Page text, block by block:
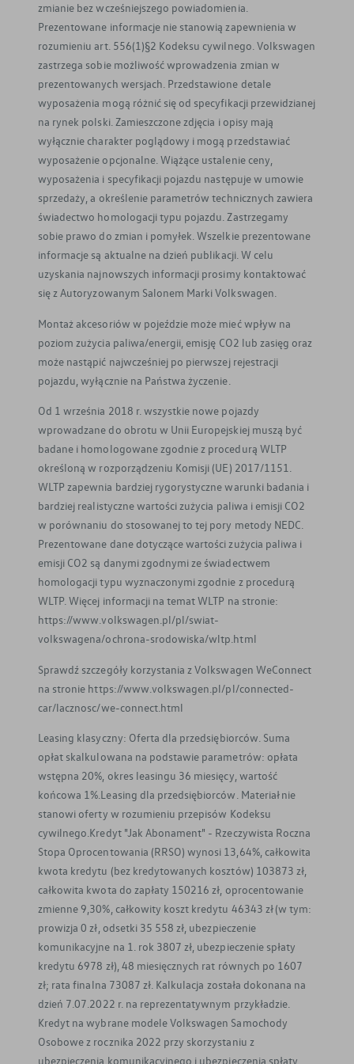
zmianie bez wcześniejszego powiadomienia.
Prezentowane informacje nie stanowią zapewnienia w
rozumieniu art. 556(1)§2 Kodeksu cywilnego. Volkswagen
zastrzega sobie możliwość wprowadzenia zmian w
prezentowanych wersjach. Przedstawione detale
wyposażenia mogą różnić się od specyfikacji przewidzianej
na rynek polski. Zamieszczone zdjęcia i opisy mają
wyłącznie charakter poglądowy i mogą przedstawiać
wyposażenie opcjonalne. Wiążące ustalenie ceny,
wyposażenia i specyfikacji pojazdu następuje w umowie
sprzedaży, a określenie parametrów technicznych zawiera
świadectwo homologacji typu pojazdu. Zastrzegamy
sobie prawo do zmian i pomyłek. Wszelkie prezentowane
informacje są aktualne na dzień publikacji. W celu
uzyskania najnowszych informacji prosimy kontaktować
się z Autoryzowanym Salonem Marki Volkswagen.
Montaż akcesoriów w pojeździe może mieć wpływ na
poziom zużycia paliwa/energii, emisję CO2 lub zasięg oraz
może nastąpić najwcześniej po pierwszej rejestracji
pojazdu, wyłącznie na Państwa życzenie.
Od 1 września 2018 r. wszystkie nowe pojazdy
wprowadzane do obrotu w Unii Europejskiej muszą być
badane i homologowane zgodnie z procedurą WLTP
określoną w rozporządzeniu Komisji (UE) 2017/1151.
WLTP zapewnia bardziej rygorystyczne warunki badania i
bardziej realistyczne wartości zużycia paliwa i emisji CO2
w porównaniu do stosowanej to tej pory metody NEDC.
Prezentowane dane dotyczące wartości zużycia paliwa i
emisji CO2 są danymi zgodnymi ze świadectwem
homologacji typu wyznaczonymi zgodnie z procedurą
WLTP. Więcej informacji na temat WLTP na stronie:
https://www.volkswagen.pl/pl/swiat-
volkswagena/ochrona-srodowiska/wltp.html
Sprawdź szczegóły korzystania z Volkswagen WeConnect
na stronie https://www.volkswagen.pl/pl/connected-
car/lacznosc/we-connect.html
Leasing klasyczny: Oferta dla przedsiębiorców. Suma
opłat skalkulowana na podstawie parametrów: opłata
wstępna 20%, okres leasingu 36 miesięcy, wartość
końcowa 1%.Leasing dla przedsiębiorców. Materiał nie
stanowi oferty w rozumieniu przepisów Kodeksu
cywilnego.Kredyt "Jak Abonament" - Rzeczywista Roczna
Stopa Oprocentowania (RRSO) wynosi 13,64%, całkowita
kwota kredytu (bez kredytowanych kosztów) 103873 zł,
całkowita kwota do zapłaty 150216 zł, oprocentowanie
zmienne 9,30%, całkowity koszt kredytu 46343 zł (w tym:
prowizja 0 zł, odsetki 35 558 zł, ubezpieczenie
komunikacyjne na 1. rok 3807 zł, ubezpieczenie spłaty
kredytu 6978 zł), 48 miesięcznych rat równych po 1607
zł; rata finalna 73087 zł. Kalkulacja została dokonana na
dzień 7.07.2022 r. na reprezentatywnym przykładzie.
Kredyt na wybrane modele Volkswagen Samochody
Osobowe z rocznika 2022 przy skorzystaniu z
ubezpieczenia komunikacyjnego i ubezpieczenia spłaty